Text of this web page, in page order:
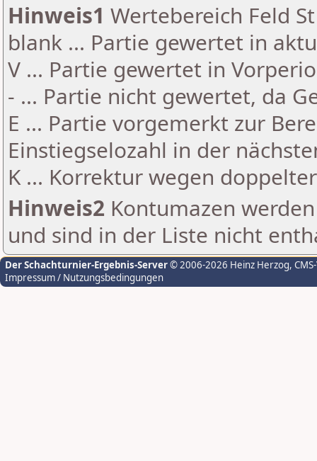
Hinweis1 Wertebereich Feld
blank ... Partie gewertet in
V ... Partie gewertet in
- ... Partie nicht gewertet, da
E ... Partie vorgemerkt zur
Einstiegselozahl in der
K ... Korrektur wegen
Hinweis2 Kontumazen
und sind in der Liste nicht
Der Schachturnier-Ergebnis-Server© 2006-2026 Heinz Herzog,
Impressum / Nutzungsbedingungen